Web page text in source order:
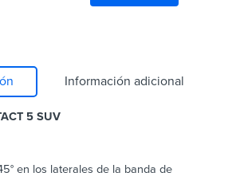
Información adicional
5 SUV
en los laterales de la banda de